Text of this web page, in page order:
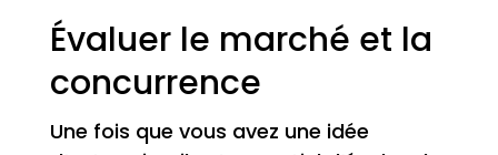
Évaluer le marché et la
concurrence
Une fois que vous avez une idée